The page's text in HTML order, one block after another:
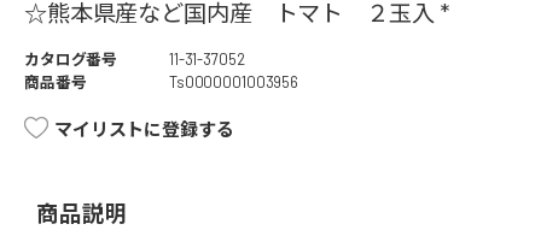
☆熊本県産など国内産 トマト ２玉入 *
カタログ番号
11-31-37052
商品番号
Ts0000001003956
マイリストに登録する
商品説明